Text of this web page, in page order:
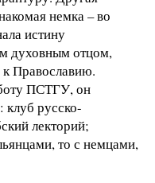
немка – во
истину
духовным отцом,
к Православию.
ПСТГУ, он
клуб русско-
лекторий;
то с немцами,